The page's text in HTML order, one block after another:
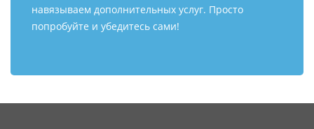
навязываем дополнительных услуг. Просто
попробуйте и убедитесь сами!